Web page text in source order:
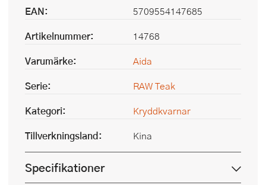
EAN:
5709554147685
Artikelnummer:
14768
Varumärke:
Aida
Serie:
RAW Teak
Kategori:
Kryddkvarnar
Tillverkningsland:
Kina
Specifikationer